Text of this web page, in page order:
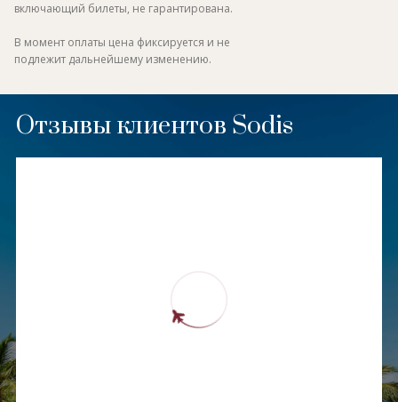
включающий билеты, не гарантирована.
В момент оплаты цена фиксируется и не
подлежит дальнейшему изменению.
Отзывы клиентов Sodis